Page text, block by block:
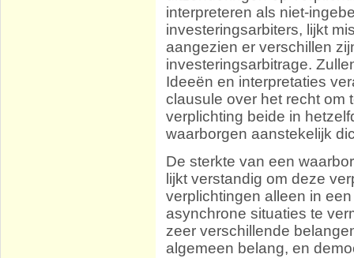
interpreteren als niet-
investeringsarbiters, lijkt
aangezien er verschillen
investeringsarbitrage.
Ideeën en interpretaties
clausule over het recht om
verplichting beide in
waarborgen aanstekelijk
De sterkte van een
lijkt verstandig om deze
verplichtingen alleen in
asynchrone situaties te
zeer verschillende
algemeen belang, en